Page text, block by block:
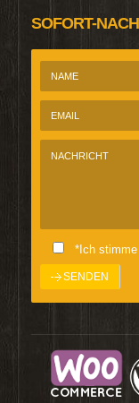
SOFORT-
*Ich stimme